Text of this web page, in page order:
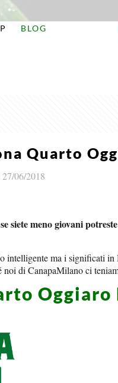
BLOG
Quarto
27/06/2018
siete meno giovani
intelligente ma i significati
noi di CanapaMilano ci